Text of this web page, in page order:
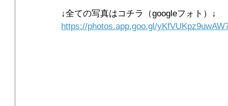
↓全ての写真はコチラ（googleフォト）↓
https://photos.app.goo.gl/